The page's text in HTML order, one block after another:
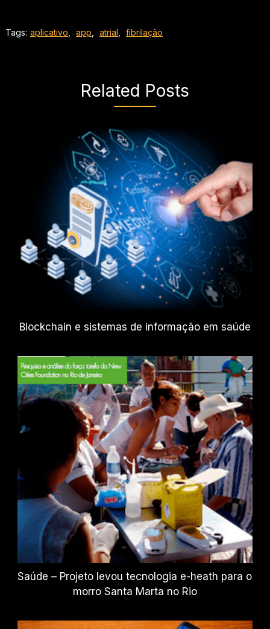
Tags: aplicativo app atrial fibrilação
Related Posts
Blockchain e sistemas de informação em saúde
Saúde – Projeto levou tecnologia e-heath para o
morro Santa Marta no Rio